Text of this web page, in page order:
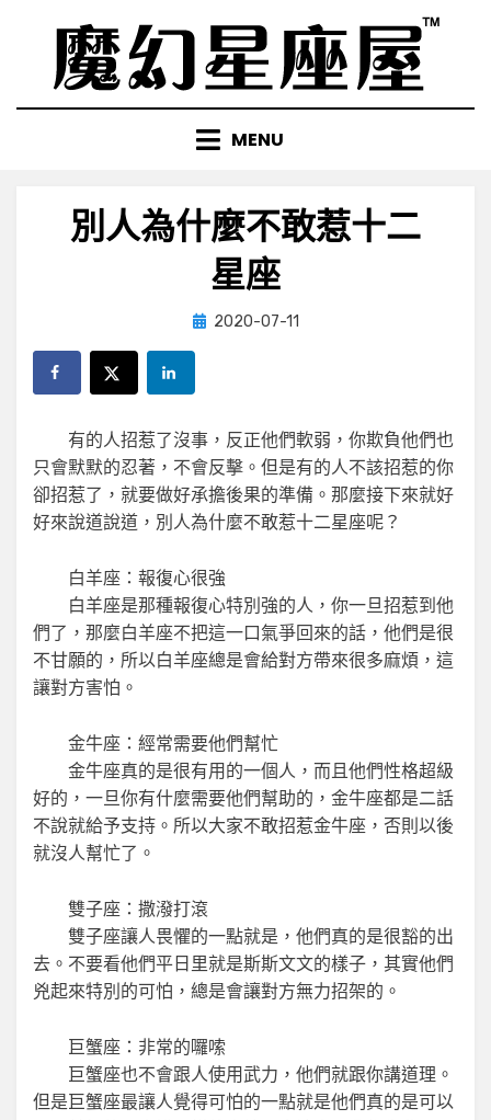
content
MENU
別人為什麼不敢惹十二
星座
by小編
Posted
2020-07-11
有的人招惹了沒事，反正他們軟弱，你欺負他們也
只會默默的忍著，不會反擊。但是有的人不該招惹的你
卻招惹了，就要做好承擔後果的準備。那麼接下來就好
好來說道說道，別人為什麼不敢惹十二星座呢？
白羊座：報復心很強
白羊座是那種報復心特別強的人，你一旦招惹到他
們了，那麼白羊座不把這一口氣爭回來的話，他們是很
不甘願的，所以白羊座總是會給對方帶來很多麻煩，這
讓對方害怕。
金牛座：經常需要他們幫忙
金牛座真的是很有用的一個人，而且他們性格超級
好的，一旦你有什麼需要他們幫助的，金牛座都是二話
不說就給予支持。所以大家不敢招惹金牛座，否則以後
就沒人幫忙了。
雙子座：撒潑打滾
雙子座讓人畏懼的一點就是，他們真的是很豁的出
去。不要看他們平日里就是斯斯文文的樣子，其實他們
兇起來特別的可怕，總是會讓對方無力招架的。
巨蟹座：非常的囉嗦
巨蟹座也不會跟人使用武力，他們就跟你講道理。
但是巨蟹座最讓人覺得可怕的一點就是他們真的是可以